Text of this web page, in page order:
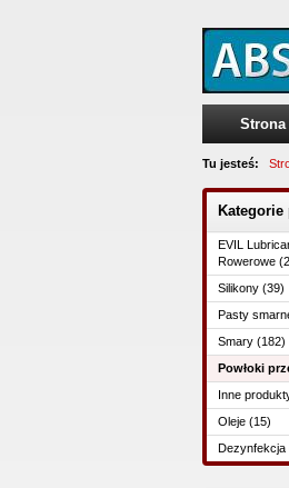
Strona
Tu jesteś:
EVIL
Rowerowe
Silikony (39)
Pasty
Smary (182)
Powłoki
Inne
Oleje (15)
Dezynfekcja